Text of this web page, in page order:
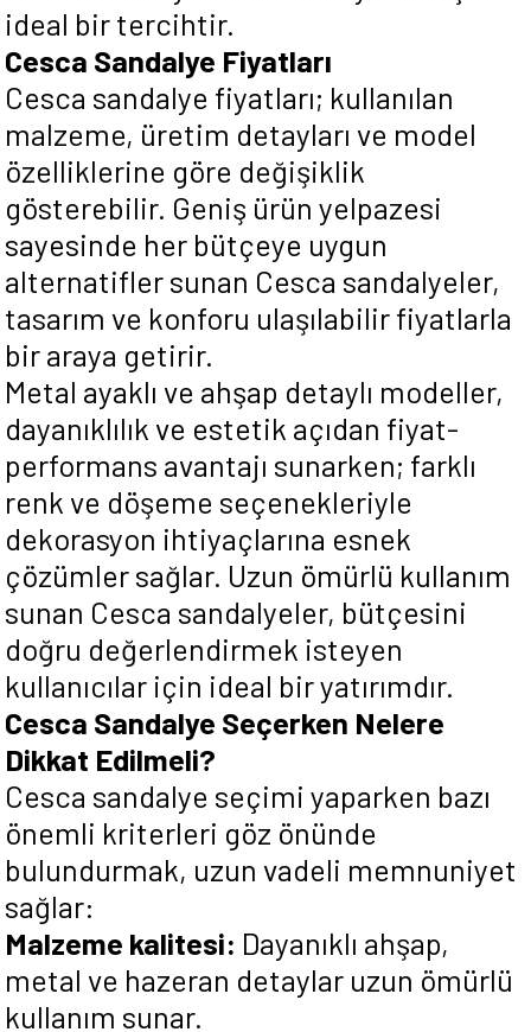
ideal bir tercihtir.
Cesca Sandalye Fiyatları
Cesca sandalye fiyatları; kullanılan
malzeme, üretim detayları ve model
özelliklerine göre değişiklik
gösterebilir. Geniş ürün yelpazesi
sayesinde her bütçeye uygun
alternatifler sunan Cesca sandalyeler,
tasarım ve konforu ulaşılabilir fiyatlarla
bir araya getirir.
Metal ayaklı ve ahşap detaylı modeller,
dayanıklılık ve estetik açıdan fiyat-
performans avantajı sunarken; farklı
renk ve döşeme seçenekleriyle
dekorasyon ihtiyaçlarına esnek
çözümler sağlar. Uzun ömürlü kullanım
sunan Cesca sandalyeler, bütçesini
doğru değerlendirmek isteyen
kullanıcılar için ideal bir yatırımdır.
Cesca Sandalye Seçerken Nelere
Dikkat Edilmeli?
Cesca sandalye seçimi yaparken bazı
önemli kriterleri göz önünde
bulundurmak, uzun vadeli memnuniyet
sağlar:
Malzeme kalitesi: Dayanıklı ahşap,
metal ve hazeran detaylar uzun ömürlü
kullanım sunar.